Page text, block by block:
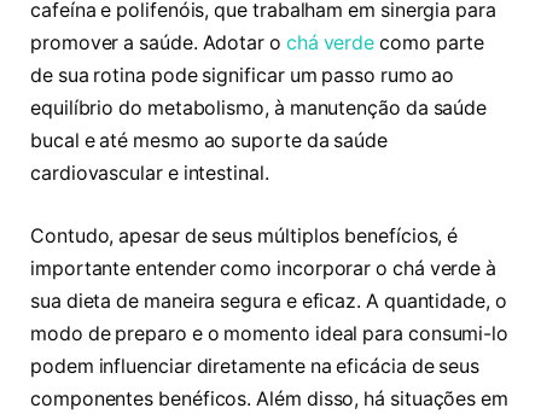
cafeína e polifenóis, que trabalham em sinergia para
promover a saúde. Adotar o chá verde como parte
de sua rotina pode significar um passo rumo ao
equilíbrio do metabolismo, à manutenção da saúde
bucal e até mesmo ao suporte da saúde
cardiovascular e intestinal.
Contudo, apesar de seus múltiplos benefícios, é
importante entender como incorporar o chá verde à
sua dieta de maneira segura e eficaz. A quantidade, o
modo de preparo e o momento ideal para consumi-lo
podem influenciar diretamente na eficácia de seus
componentes benéficos. Além disso, há situações em